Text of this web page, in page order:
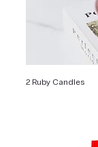
2 Ruby Candles